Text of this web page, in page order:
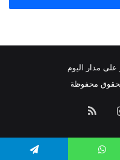
انستقرامملخص
الموقع